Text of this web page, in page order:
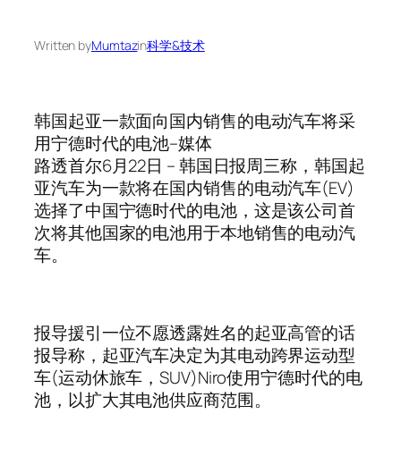
Written byMumtazin科学&技术
韩国起亚一款面向国内销售的电动汽车将采
用宁德时代的电池–媒体
路透首尔6月22日 – 韩国日报周三称，韩国起
亚汽车为一款将在国内销售的电动汽车(EV)
选择了中国宁德时代的电池，这是该公司首
次将其他国家的电池用于本地销售的电动汽
车。
报导援引一位不愿透露姓名的起亚高管的话
报导称，起亚汽车决定为其电动跨界运动型
车(运动休旅车，SUV)Niro使用宁德时代的电
池，以扩大其电池供应商范围。